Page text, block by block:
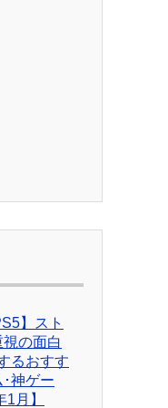
】スト
の面白
るおすす
神ゲー
1月】